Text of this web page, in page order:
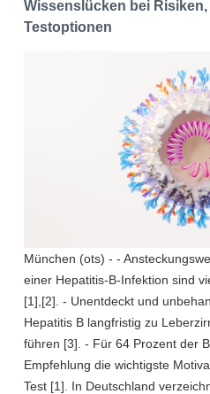
Wissenslücken bei
Testoptionen
München (ots) - -
einer Hepatitis-B-Infektion sind
[1],[2]. - Unentdeckt und
Hepatitis B langfristig zu
führen [3]. - Für 64 Prozent der
Empfehlung die wichtigste
Test [1]. In Deutschland